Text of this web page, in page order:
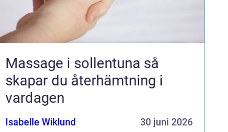
Massage i sollentuna så
skapar du återhämtning i
vardagen
Isabelle Wiklund 30 juni 2026